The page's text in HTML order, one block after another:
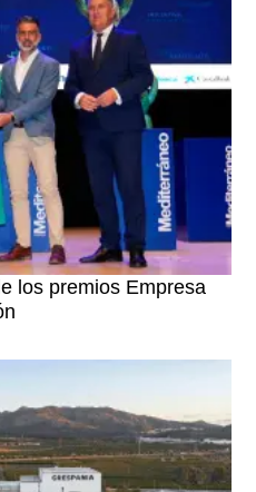
los premios Empresa